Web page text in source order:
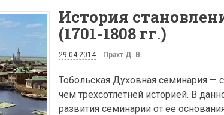
История
(1701-1808 гг.)
29.04.2014 Прахт Д. В.
Тобольская Духовная семинария —
чем трехсотлетней историей. В
развития семинарии от ее